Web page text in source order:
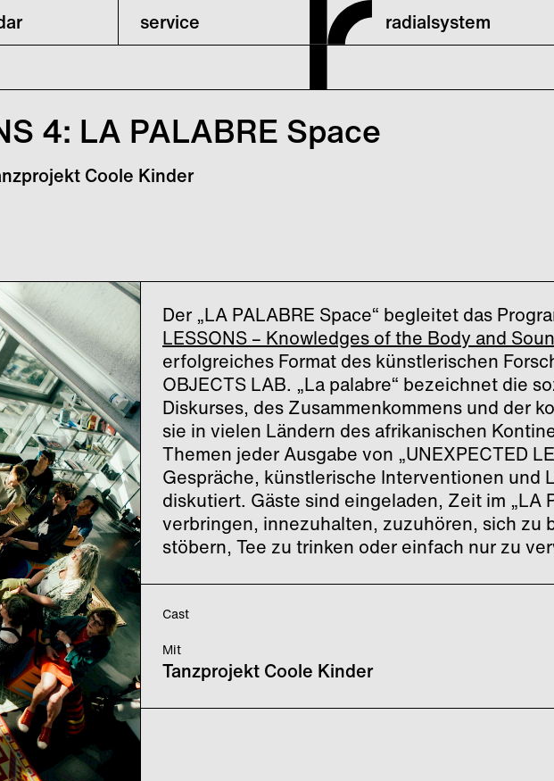
service radialsystem
4: LA PALABRE Space
Coole Kinder
Der „LA PALABRE Space“ begleitet das
LESSONS – Knowledges of the Body and
erfolgreiches Format des künstlerischen
OBJECTS LAB. „La palabre“ bezeichnet die
Diskurses, des Zusammenkommens und der
sie in vielen Ländern des afrikanischen
Themen jeder Ausgabe von „UNEXPECTED
Gespräche, künstlerische Interventionen und
diskutiert. Gäste sind eingeladen, Zeit im „LA
verbringen, innezuhalten, zuzuhören, sich zu
stöbern, Tee zu trinken oder einfach nur zu
Cast
Mit
Tanzprojekt Coole Kinder